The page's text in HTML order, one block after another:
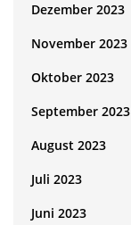
Dezember 2023
November 2023
Oktober 2023
September 2023
August 2023
Juli 2023
Juni 2023